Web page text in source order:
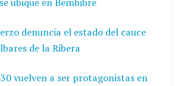
ubique en Bembibre
denuncia el estado del cauce
de la Ribera
vuelven a ser protagonistas en